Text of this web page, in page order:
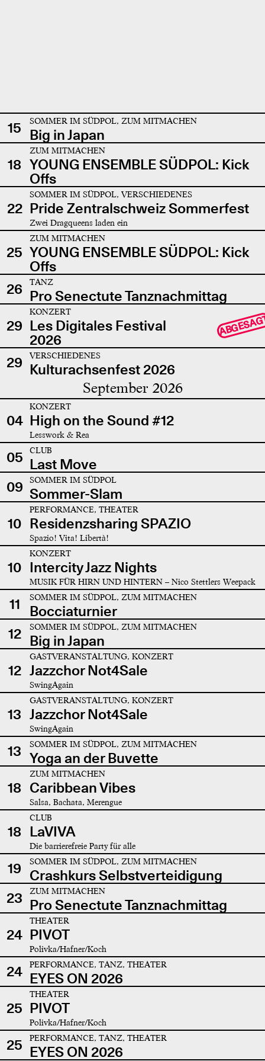
15 SOMMER IM SÜDPOL, ZUM MITMACHEN
Big in Japan
18
ZUM MITMACHEN
YOUNG ENSEMBLE SÜDPOL: Kick
Offs
22
SOMMER IM SÜDPOL, VERSCHIEDENES
Pride Zentralschweiz Sommerfest
Zwei Dragqueens laden ein
25
ZUM MITMACHEN
YOUNG ENSEMBLE SÜDPOL: Kick
Offs
26
TANZ
Pro Senectute Tanznachmittag
29
KONZERT
Les Digitales Festival
2026
29 VERSCHIEDENES
Kulturachsenfest 2026
September 2026
04
KONZERT
High on the Sound #12
Lesswork & Rea
05 CLUB
Last Move
09
SOMMER IM SÜDPOL
Sommer-Slam
10
PERFORMANCE, THEATER
Residenzsharing SPAZIO
Spazio! Vita! Libertà!
10
KONZERT
Intercity Jazz Nights
MUSIK FÜR HIRN UND HINTERN – Nico Stettlers Weepack
11 SOMMER IM SÜDPOL, ZUM MITMACHEN
Bocciaturnier
12
SOMMER IM SÜDPOL, ZUM MITMACHEN
Big in Japan
12
GASTVERANSTALTUNG, KONZERT
Jazzchor Not4Sale
SwingAgain
13
GASTVERANSTALTUNG, KONZERT
Jazzchor Not4Sale
SwingAgain
13 SOMMER IM SÜDPOL, ZUM MITMACHEN
Yoga an der Buvette
18
ZUM MITMACHEN
Caribbean Vibes
Salsa, Bachata, Merengue
18
CLUB
LaVIVA
Die barrierefreie Party für alle
19 SOMMER IM SÜDPOL, ZUM MITMACHEN
Crashkurs Selbstverteidigung
23
ZUM MITMACHEN
Pro Senectute Tanznachmittag
24
THEATER
PIVOT
Polivka/Hafner/Koch
24 PERFORMANCE, TANZ, THEATER
EYES ON 2026
25
THEATER
PIVOT
Polivka/Hafner/Koch
25 PERFORMANCE, TANZ, THEATER
EYES ON 2026